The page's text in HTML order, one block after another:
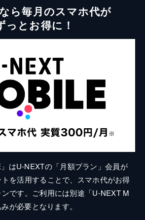
ら毎月のスマホ代が
っとお得に！
」はU-NEXTの「月額プラン」会員が
を活用することで、スマホ代がお得
です。ご利用には別途「U-NEXT M
が必要となります。